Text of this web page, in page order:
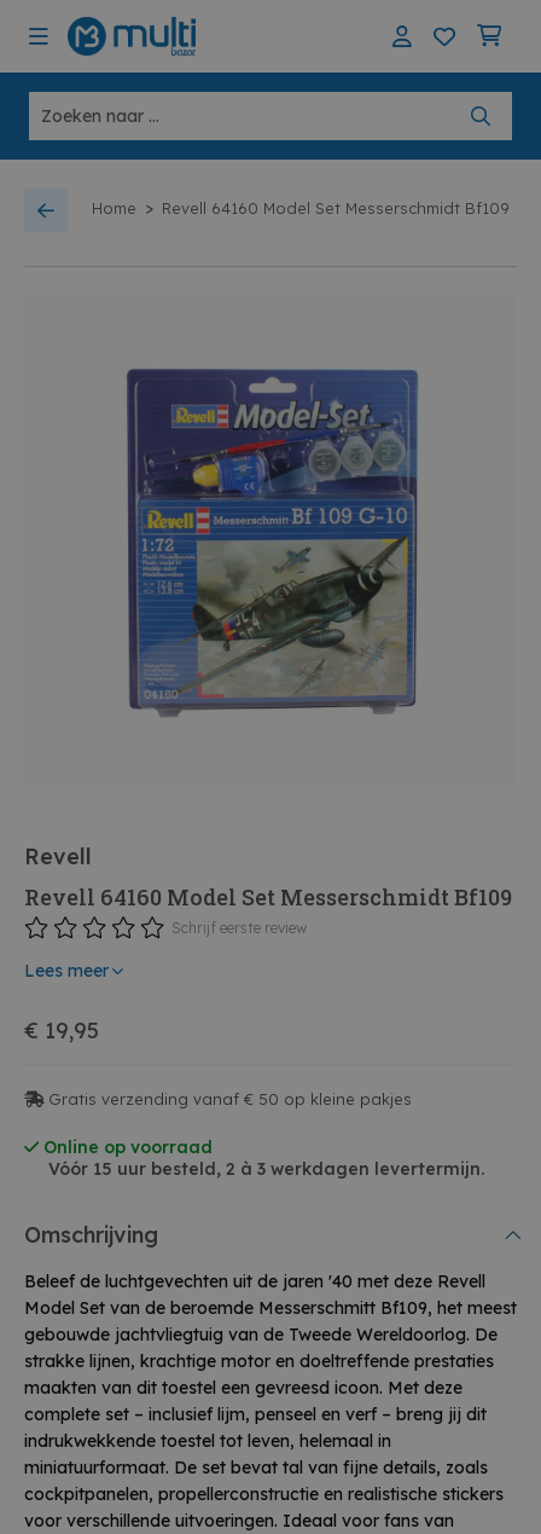
Home > Revell 64160 Model Set Messerschmidt Bf109
Revell
Revell 64160 Model Set Messerschmidt Bf109
Schrijf eerste review
Lees meer
€ 19,95
Gratis verzending vanaf € 50 op kleine pakjes
Online op voorraad
Vóór 15 uur besteld, 2 à 3 werkdagen levertermijn.
Omschrijving
Beleef de luchtgevechten uit de jaren '40 met deze Revell
Model Set van de beroemde Messerschmitt Bf109, het meest
gebouwde jachtvliegtuig van de Tweede Wereldoorlog. De
strakke lijnen, krachtige motor en doeltreffende prestaties
maakten van dit toestel een gevreesd icoon. Met deze
complete set – inclusief lijm, penseel en verf – breng jij dit
indrukwekkende toestel tot leven, helemaal in
miniatuurformaat. De set bevat tal van fijne details, zoals
cockpitpanelen, propellerconstructie en realistische stickers
voor verschillende uitvoeringen. Ideaal voor fans van